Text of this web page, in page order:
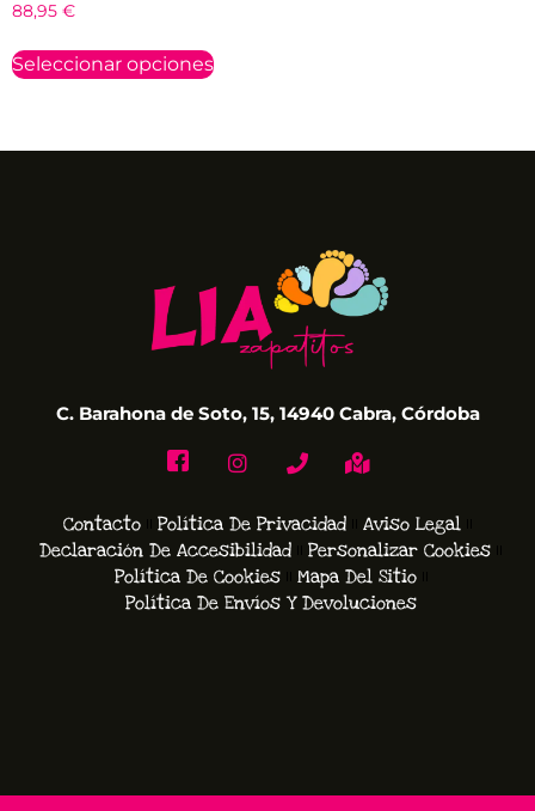
88,95 €
Seleccionar opciones
C. Barahona de Soto, 15, 14940 Cabra, Córdoba
Contacto Política De Privacidad
Aviso Legal
Declaración De Accesibilidad
Personalizar Cookies
Política De Cookies
Mapa Del Sitio
Política De Envíos Y Devoluciones